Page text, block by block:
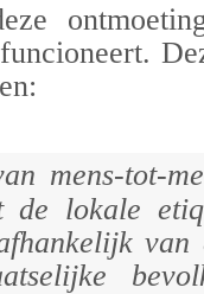
mens-tot-
de lokale
van